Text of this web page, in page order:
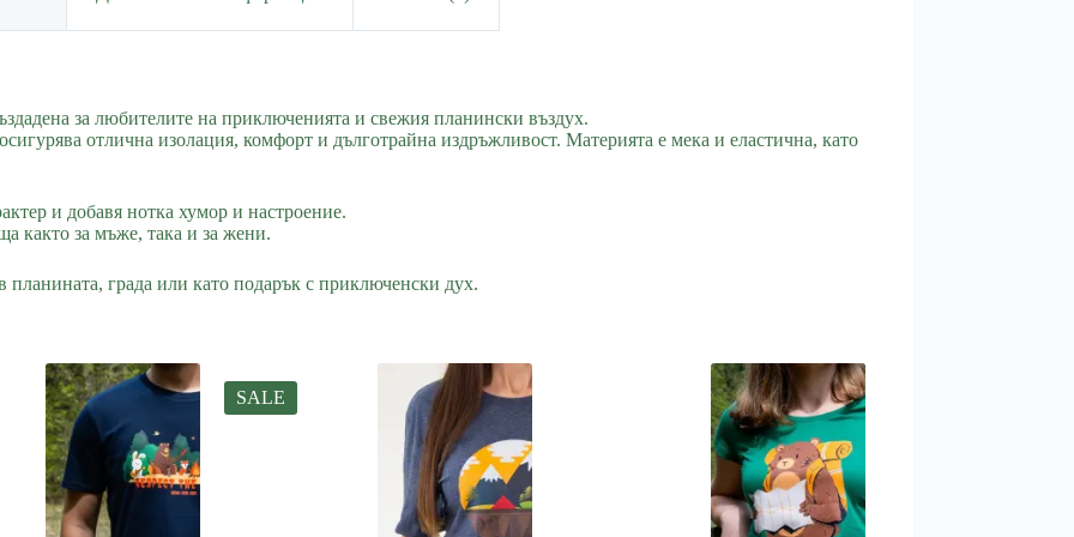
за любителите на приключенията и свежия планински въздух.
отлична изолация, комфорт и дълготрайна издръжливост. Материята е мека и еластична, като
и добавя нотка хумор и настроение.
както за мъже, така и за жени.
планината, града или като подарък с приключенски дух.
SALE